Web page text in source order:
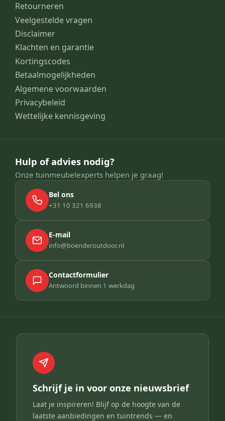
Retourneren
Veelgestelde vragen
Disclaimer
Klachten en garantie
Kortingscodes
Betaalmogelijkheden
Algemene voorwaarden
Privacybeleid
Wettelijke kennisgeving
Hulp of advies nodig?
Onze tuinmeubelexperts helpen je graag!
Bel ons
+31 10 321 6938
E-mail
info@boenderoutdoor.nl
Contactformulier
Antwoord binnen 1 werkdag
Schrijf je in voor onze nieuwsbrief
Laat je inspireren! Blijf op de hoogte van de
laatste aanbiedingen en tuintrends — en